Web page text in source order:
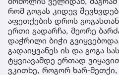
რომ გოგას კიდევ
აფეთქების დროს
ერთი გადარჩა, მეორე
დაჭრილი ბიჭი
გადაიყვანეს ის და გოგა
ტყვიავამდე ერთად
ვკითხე, როგორ ხარ-